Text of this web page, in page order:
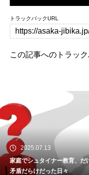
トラックバックURL
この記事へのトラッ
2025.07.12
がんばりすぎ育児、沼
巻。